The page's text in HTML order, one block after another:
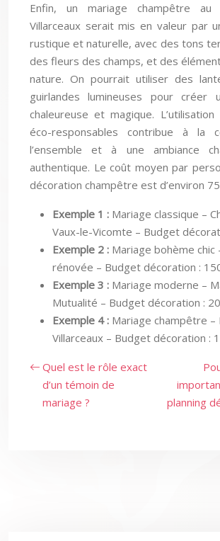
Enfin, un mariage champêtre au
Villarceaux serait mis en valeur par
rustique et naturelle, avec des tons
des fleurs des champs, et des
nature. On pourrait utiliser des
guirlandes lumineuses pour créer
chaleureuse et magique.
éco-responsables contribue à la
l’ensemble et à une ambiance
authentique. Le coût moyen par
décoration champêtre est d’environ
Exemple 1 : Mariage classique –
Vaux-le-Vicomte – Budget
Exemple 2 : Mariage bohème chic
rénovée – Budget décoration :
Exemple 3 : Mariage moderne –
Mutualité – Budget décoration :
Exemple 4 : Mariage champêtre –
Villarceaux – Budget décoration :
Quel est le rôle exact
d’un témoin de
mariage ?
planning